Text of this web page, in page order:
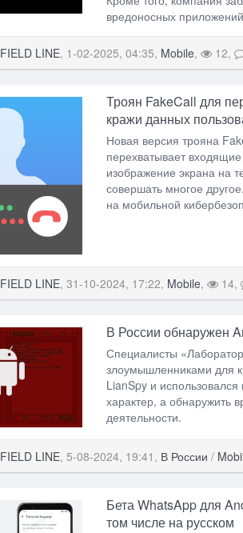
вредоносных
FIELD LINE, 1-02-2025, 04:35, Mobile, 12,
Троян FakeCall для
кражи данных
Новая версия трояна
перехватывает
изображение экрана на
совершать многое
на мобильной
FIELD LINE, 31-10-2024, 17:22, Mobile, 14,
В России обнаружен
Специалисты
злоумышленниками для
LianSpy и
характер, а обнаружить
деятельности.
FIELD LINE, 5-08-2024, 19:41, В России /
Бета WhatsApp для
том числе на русском